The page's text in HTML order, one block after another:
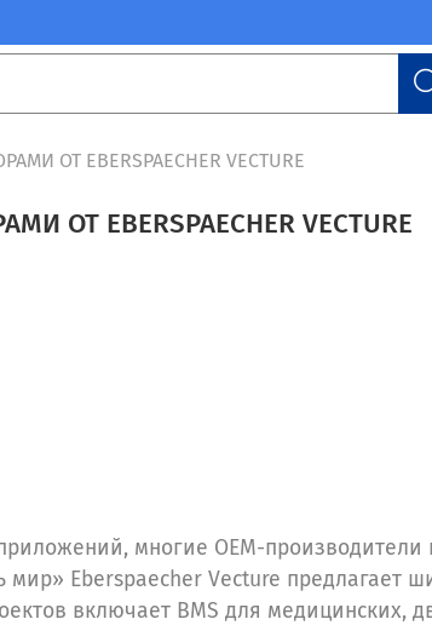
ОТ EBERSPAECHER VECTURE
EBERSPAECHER VECTURE
многие OEM-
Eberspaecher Vecture предлагает
включает BMS для медицинских,